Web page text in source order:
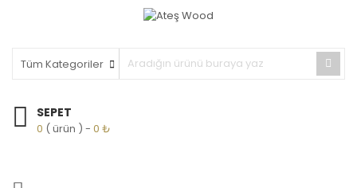
SEPET
0 ( ürün ) 0 ₺